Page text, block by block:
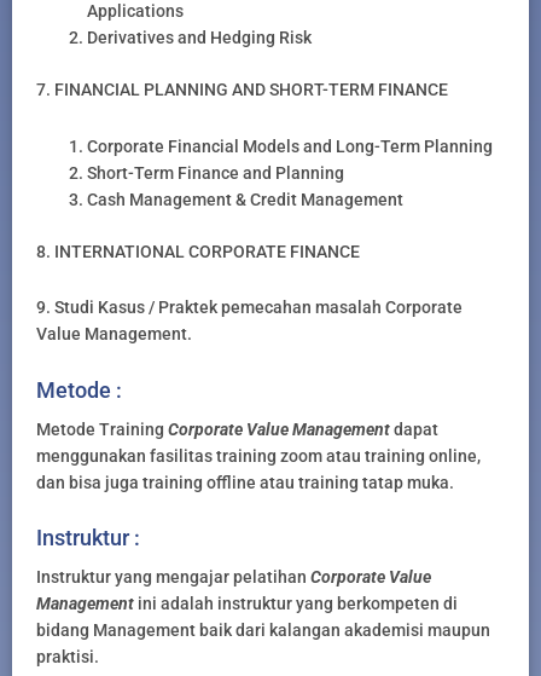
Applications
Derivatives and Hedging Risk
7. FINANCIAL PLANNING AND SHORT-TERM FINANCE
Corporate Financial Models and Long-Term Planning
Short-Term Finance and Planning
Cash Management & Credit Management
8. INTERNATIONAL CORPORATE FINANCE
9. Studi Kasus / Praktek pemecahan masalah Corporate
Value Management.
Metode :
Metode Training Corporate Value Managementdapat
menggunakan fasilitas training zoom atau training online,
dan bisa juga training offline atau training tatap muka.
Instruktur :
Instruktur yang mengajar pelatihan Corporate Value
Management ini adalah instruktur yang berkompeten di
bidang Management baik dari kalangan akademisi maupun
praktisi.